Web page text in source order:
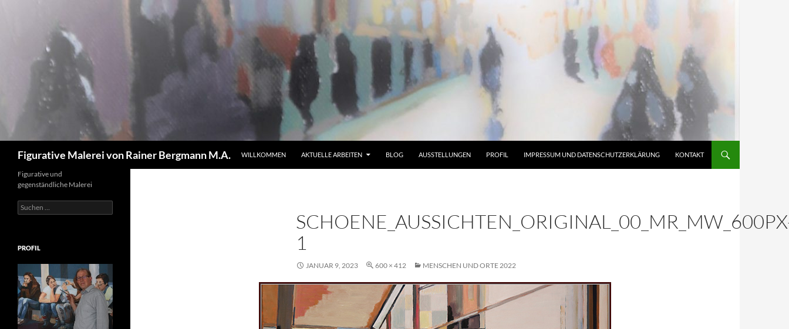
Figurative Malerei von Rainer Bergmann M.A. WILLKOMMEN AKTUELLE ARBEITEN BLOG AUSSTELLUNGEN PROFIL IMPRESSUM UND DATENSCHUTZERKLÄRUNG KONTAKT
1
JANUAR 9, 2023 600 × 412 MENSCHEN UND ORTE 2022
Figurative und
gegenständliche Malerei
Suchen
nach:
PROFIL